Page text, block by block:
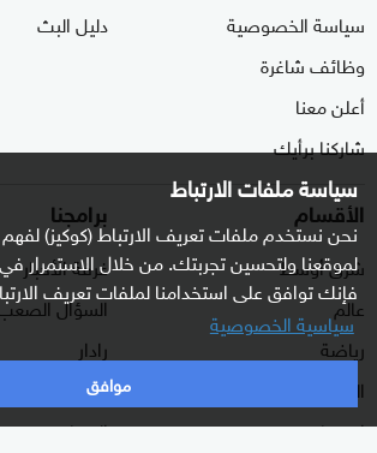
سياسة ملفات الارتباط
نحن نستخدم ملفات تعريف الارتباط (كوكيز)
لموقعنا ولتحسين تجربتك. من خلال الاستمرار
فإنك توافق على استخدامنا لملفات تعريف
سياسية الخصوصية
موافق
سياسة الخصوصية
وظائف شاغرة
أعلن معنا
شاركنا برأيك
دليل البث
الأقسام
شرق أوسط
عالم
رياضة
الذكاء الاصطناعي
اقتصاد
برامجنا
غرفة الأخبار
السؤال
رادار
هجمة مرتدة
الصباح